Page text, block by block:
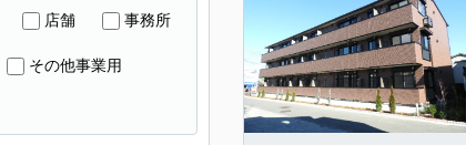
店舗 事務所
その他事業用